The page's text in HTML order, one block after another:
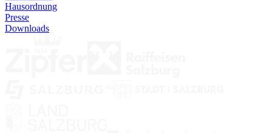
Hausordnung
Presse
Downloads